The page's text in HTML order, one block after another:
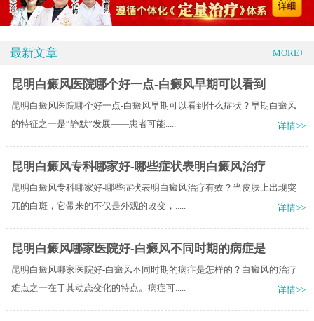
最新文章 MORE+
昆明白癜风医院哪个好一点-白癜风早期可以看到
昆明白癜风医院哪个好一点-白癜风早期可以看到什么症状？早期白癜风
的特征之一是“静默”发展——患者可能.....
详情>>
昆明白癜风专科哪家好-哪些症状表明白癜风治疗
昆明白癜风专科哪家好-哪些症状表明白癜风治疗有效？当皮肤上出现突
兀的白斑，它带来的不仅是外观的改变，.....
详情>>
昆明白癜风哪家医院好-白癜风不同时期的病症是
昆明白癜风哪家医院好-白癜风不同时期的病症是怎样的？白癜风的治疗
难点之一在于其动态变化的特点。病症可.....
详情>>